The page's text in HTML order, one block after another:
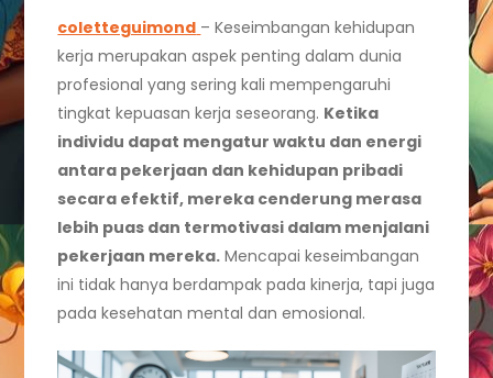
coletteguimond – Keseimbangan kehidupan
kerja merupakan aspek penting dalam dunia
profesional yang sering kali mempengaruhi
tingkat kepuasan kerja seseorang. Ketika
individu dapat mengatur waktu dan energi
antara pekerjaan dan kehidupan pribadi
secara efektif, mereka cenderung merasa
lebih puas dan termotivasi dalam menjalani
pekerjaan mereka. Mencapai keseimbangan
ini tidak hanya berdampak pada kinerja, tapi juga
pada kesehatan mental dan emosional.